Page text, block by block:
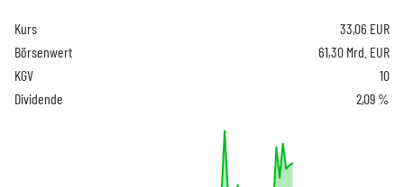
Kurs 33,06 EUR
Börsenwert
61,30 Mrd. EUR
KGV
10
Dividende
2,09 %